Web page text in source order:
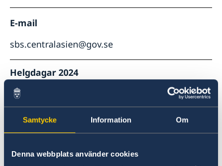
Samtycke Information Om
Denna webbplats använder cookies
E-mail
sbs.centralasien@gov.se
Helgdagar 2024
1 januari
Nyårsdagen
12 januari